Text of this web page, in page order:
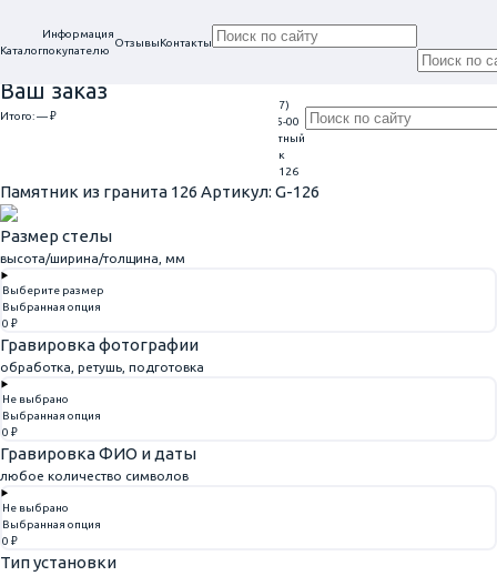
Каталог
Информация
покупателю
ОтзывыКонтакты
Ваш заказ
Итого:— ₽
Проконсультируем
+7 (917)
113-05-00
Обратный
звонок
Памятник из гранита 126
Памятник из гранита 126 Артикул: G-126
Размер стелы
высота/ширина/толщина, мм
Выберите размер
Выбранная опция
0 ₽
Гравировка фотографии
обработка, ретушь, подготовка
Не выбрано
Выбранная опция
0 ₽
Гравировка ФИО и даты
любое количество символов
Не выбрано
Выбранная опция
0 ₽
Тип установки